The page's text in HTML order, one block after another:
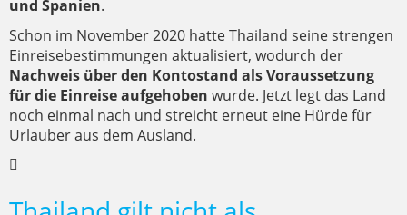
und Spanien.
Schon im November 2020 hatte Thailand seine strengen
Einreisebestimmungen aktualisiert, wodurch der
Nachweis über den Kontostand als Voraussetzung
für die Einreise aufgehoben wurde. Jetzt legt das Land
noch einmal nach und streicht erneut eine Hürde für
Urlauber aus dem Ausland.